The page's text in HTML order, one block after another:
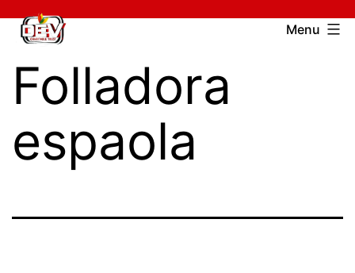
Skip
content
Devcharitable
Menu
Folladora
espaola